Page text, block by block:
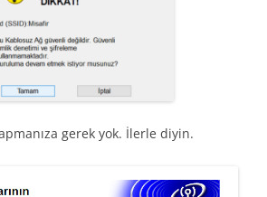
gerek yok. İlerle diyin.